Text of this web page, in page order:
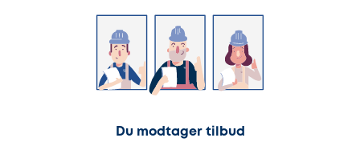
Du modtager tilbud